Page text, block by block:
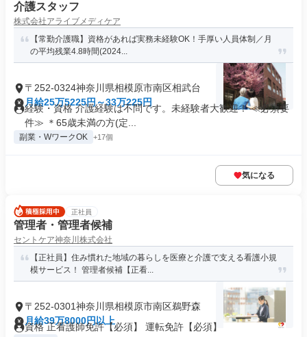
介護スタッフ
株式会社アライブメディケア
【常勤介護職】資格があれば実務未経験OK！手厚い人員体制／月
の平均残業4.8時間(2024...
〒252-0324神奈川県相模原市南区相武台
月給25万5225円～33万225円
経験・資格 介護経験は不問です。未経験者大歓迎！ ≪必須要
件≫ ＊65歳未満の方(定...
副業・WワークOK +17個
気になる
正社員
管理者・管理者候補
セントケア神奈川株式会社
【正社員】住み慣れた地域の暮らしを医療と介護で支える看護小規
模サービス！ 管理者候補【正看...
〒252-0301神奈川県相模原市南区鵜野森
月給39万8000円以上
資格 正看護師免許【必須】 運転免許【必須】